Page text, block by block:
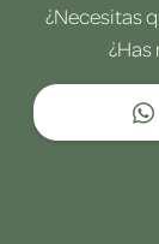
¿Necesitas